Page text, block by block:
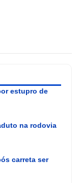
estupro de
na rodovia
carreta ser